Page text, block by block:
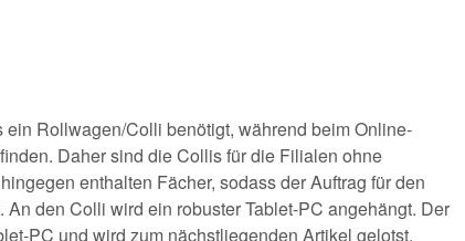
Rollwagen/Colli benötigt, während beim Online-
Daher sind die Collis für die Filialen ohne
enthalten Fächer, sodass der Auftrag für den
den Colli wird ein robuster Tablet-PC angehängt. Der
PC und wird zum nächstliegenden Artikel gelotst.